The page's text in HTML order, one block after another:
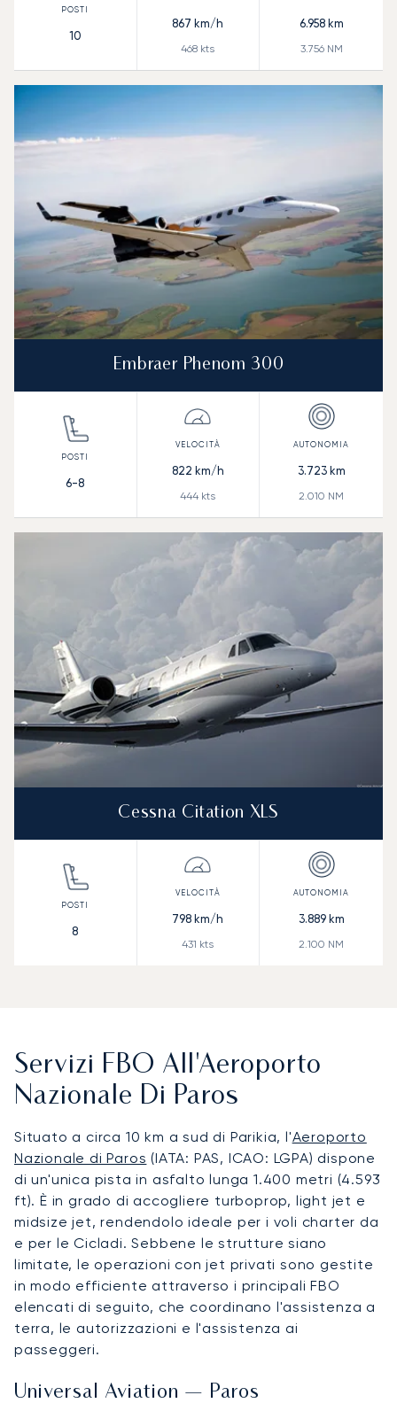
10
867 km/h
468 kts
6.958km
3.756NM
Embraer Phenom 300
6-8
822 km/h
444 kts
3.723km
2.010 NM
Cessna Citation XLS
8
798 km/h
431 kts
3.889km
2.100 NM
Servizi FBO All'Aeroporto
Nazionale Di Paros
Situato a circa 10 km a sud di Parikia, l'Aeroporto
Nazionale di Paros (IATA: PAS, ICAO: LGPA) dispone
di un'unica pista in asfalto lunga 1.400 metri (4.593
ft). È in grado di accogliere turboprop, light jet e
midsize jet, rendendolo ideale per i voli charter da
e per le Cicladi. Sebbene le strutture siano
limitate, le operazioni con jet privati sono gestite
in modo efficiente attraverso i principali FBO
elencati di seguito, che coordinano l'assistenza a
terra, le autorizzazioni e l'assistenza ai
passeggeri.
Universal Aviation — Paros